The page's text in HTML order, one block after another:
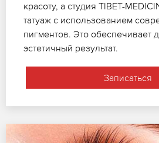
красоту, а студия TIBET-
татуаж с использованием
пигментов. Это обеспечивает
эстетичный результат.
Записаться